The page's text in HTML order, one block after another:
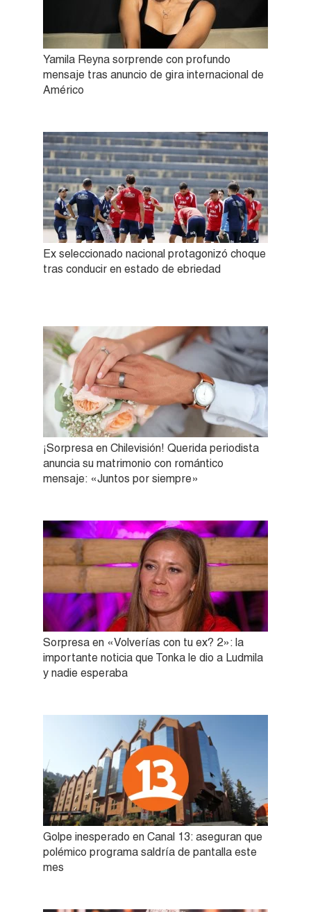
Yamila Reyna sorprende con profundo
mensaje tras anuncio de gira internacional de
Américo
Ex seleccionado nacional protagonizó choque
tras conducir en estado de ebriedad
¡Sorpresa en Chilevisión! Querida periodista
anuncia su matrimonio con romántico
mensaje: «Juntos por siempre»
Sorpresa en «Volverías con tu ex? 2»: la
importante noticia que Tonka le dio a Ludmila
y nadie esperaba
Golpe inesperado en Canal 13: aseguran que
polémico programa saldría de pantalla este
mes